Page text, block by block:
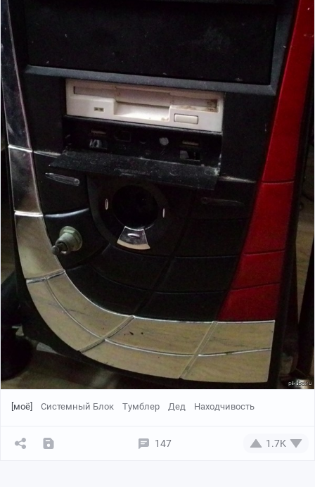
[моё] Системный Блок Тумблер Дед Находчивость
147 1.7K